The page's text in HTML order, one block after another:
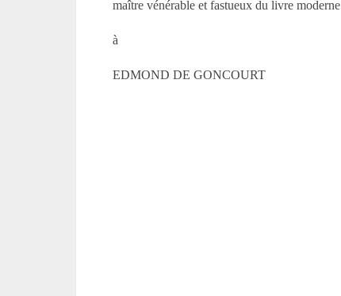
maître vénérable et fastueux du livre moderne
à
EDMOND DE GONCOURT